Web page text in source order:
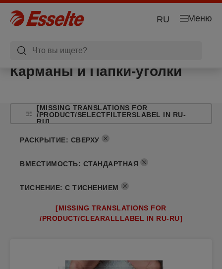
Меню
RU
Карманы и Папки-уголки
[MISSING TRANSLATIONS FOR
/PRODUCT/SELECTFILTERSLABEL IN RU-
RU]
РАСКРЫТИЕ: СВЕРХУ
ВМЕСТИМОСТЬ: СТАНДАРТНАЯ
ТИСНЕНИЕ: С ТИСНЕНИЕМ
[MISSING TRANSLATIONS FOR
/PRODUCT/CLEARALLLABEL IN RU-RU]